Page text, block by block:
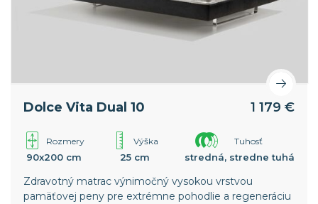
Dolce Vita Dual 10 1 179 €
Rozmery
90x200 cm
Výška
25 cm
Tuhosť
stredná, stredne tuhá
Zdravotný matrac výnimočný vysokou vrstvou
pamäťovej peny pre extrémne pohodlie a regeneráciu